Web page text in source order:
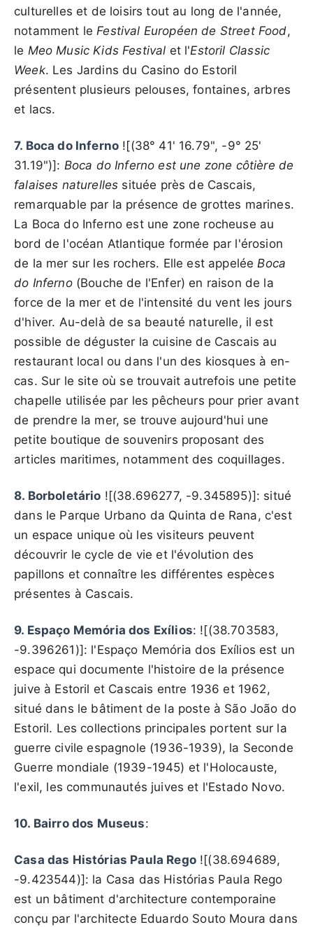
culturelles et de loisirs tout au long de l'année,
notamment leFestival Européen de Street Food,
le Meo Music Kids Festival et l'Estoril Classic
Week. Les Jardins du Casino do Estoril
présentent plusieurs pelouses, fontaines, arbres
et lacs.
7. Boca do Inferno ![(38° 41' 16.79", -9° 25'
31.19")]: Boca do Inferno est une zone côtière de
falaises naturelles située près de Cascais,
remarquable par la présence de grottes marines.
La Boca do Inferno est une zone rocheuse au
bord de l'océan Atlantique formée par l'érosion
de la mer sur les rochers. Elle est appeléeBoca
do Inferno(Bouche de l'Enfer) en raison de la
force de la mer et de l'intensité du vent les jours
d'hiver. Au-delà de sa beauté naturelle, il est
possible de déguster la cuisine de Cascais au
restaurant local ou dans l'un des kiosques à en-
cas. Sur le site où se trouvait autrefois une petite
chapelle utilisée par les pêcheurs pour prier avant
de prendre la mer, se trouve aujourd'hui une
petite boutique de souvenirs proposant des
articles maritimes, notamment des coquillages.
8. Borboletário ![(38.696277, -9.345895)]: situé
dans le Parque Urbano da Quinta de Rana, c'est
un espace unique où les visiteurs peuvent
découvrir le cycle de vie et l'évolution des
papillons et connaître les différentes espèces
présentes à Cascais.
9. Espaço Memória dos Exílios: ![(38.703583,
-9.396261)]: l'Espaço Memória dos Exílios est un
espace qui documente l'histoire de la présence
juive à Estoril et Cascais entre 1936 et 1962,
situé dans le bâtiment de la poste à São João do
Estoril. Les collections principales portent sur la
guerre civile espagnole (1936-1939), la Seconde
Guerre mondiale (1939-1945) et l'Holocauste,
l'exil, les communautés juives et l'Estado Novo.
10. Bairro dos Museus:
Casa das Histórias Paula Rego![(38.694689,
-9.423544)]: la Casa das Histórias Paula Rego
est un bâtiment d'architecture contemporaine
conçu par l'architecte Eduardo Souto Moura dans